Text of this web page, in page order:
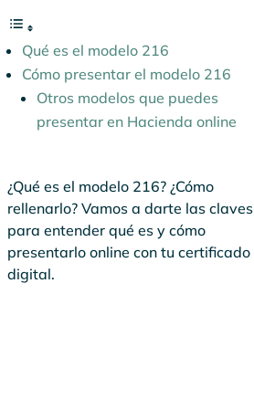
Qué es el modelo 216
Cómo presentar el modelo 216
Otros modelos que puedes
presentar en Hacienda online
¿Qué es el modelo 216? ¿Cómo
rellenarlo? Vamos a darte las claves
para entender qué es y cómo
presentarlo online con tu certificado
digital.